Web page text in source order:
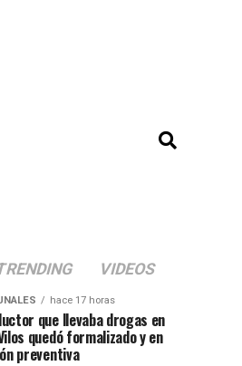
VIDEOS
hace 17 horas
que llevaba drogas en
quedó formalizado y en
preventiva